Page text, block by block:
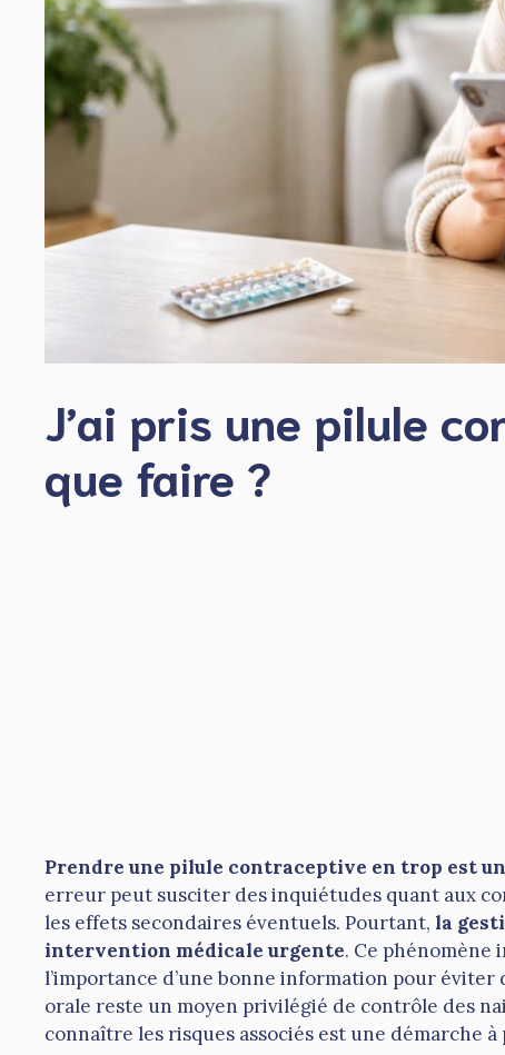
J’ai pris une pilule
que faire ?
Prendre une pilule contraceptive en trop est
erreur peut susciter des inquiétudes quant aux
les effets secondaires éventuels. Pourtant, la
intervention médicale urgente. Ce
l’importance d’une bonne information pour
orale reste un moyen privilégié de contrôle des
connaître les risques associés est une démarche